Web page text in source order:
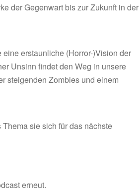
der Gegenwart bis zur Zukunft in der
erstaunliche (Horror-)Vision der
Unsinn findet den Weg in unsere
steigenden Zombies und einem
sie sich für das nächste
erneut.